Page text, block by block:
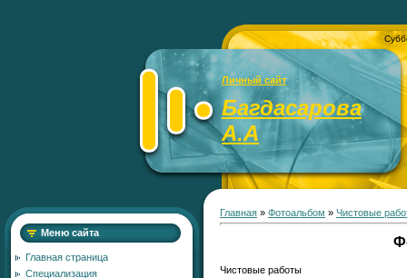
Личный сайт
Багдасарова
А.А
Меню сайта
Главная страница
Специализация
Главная » Фотоальбом » Чистовые
Чистовые работы